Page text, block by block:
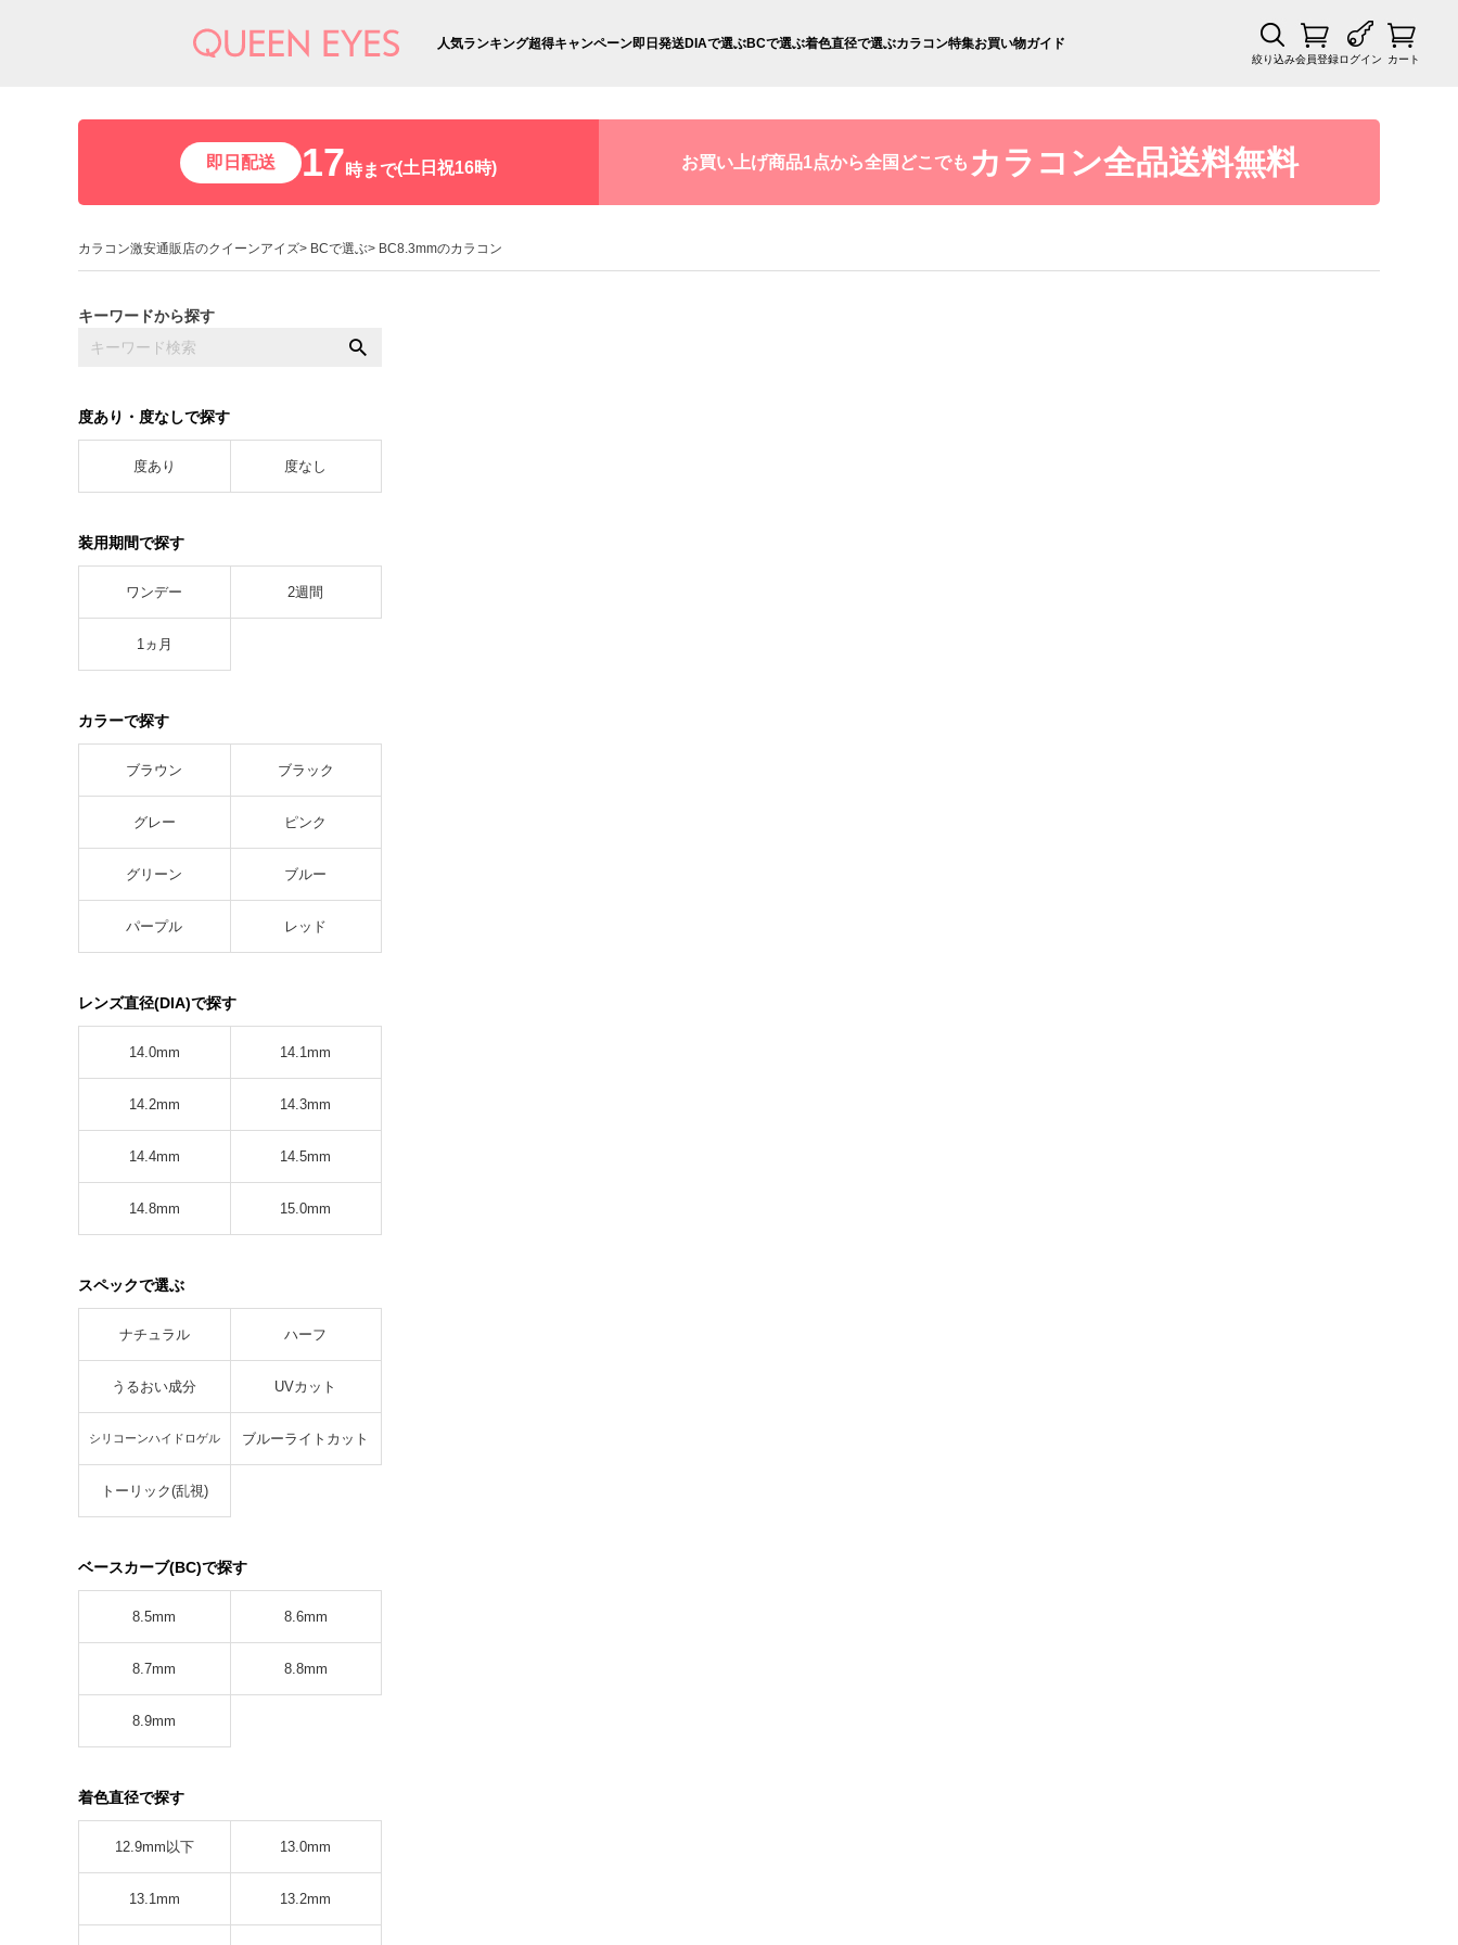
人気ランキング超得キャンペーン即日発送DIAで選ぶBCで選ぶ着色直径で選ぶカラコン特集お買い物ガイド
絞り込み会員登録ログイン カート
即日配送 17時まで(土日祝16時) お買い上げ商品1点から全国どこでも カラコン全品送料無料
カラコン激安通販店のクイーンアイズ BCで選ぶ BC8.3mmのカラコン
キーワードから探す
度あり・度なしで探す
度あり 度なし
装用期間で探す
ワンデー 2週間
1ヵ月
カラーで探す
ブラウン ブラック
グレー ピンク
グリーン ブルー
パープル レッド
レンズ直径(DIA)で探す
14.0mm 14.1mm
14.2mm 14.3mm
14.4mm 14.5mm
14.8mm 15.0mm
スペックで選ぶ
ナチュラル ハーフ
うるおい成分 UVカット
シリコーンハイドロゲル ブルーライトカット
トーリック(乱視)
ベースカーブ(BC)で探す
8.5mm 8.6mm
8.7mm 8.8mm
8.9mm
着色直径で探す
12.9mm以下 13.0mm
13.1mm 13.2mm